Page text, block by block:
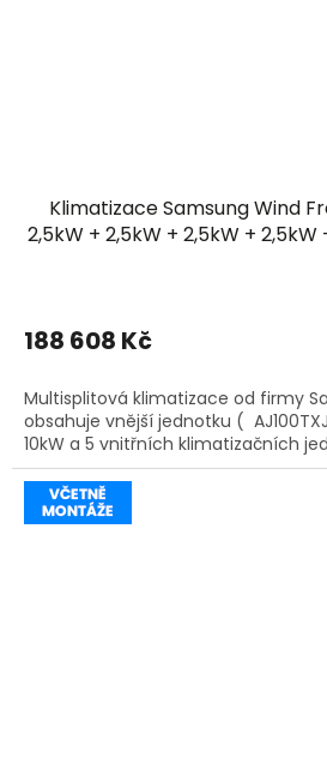
Klimatizace Samsung Wind
2,5kW + 2,5kW + 2,5kW +
188 608 Kč
Multisplitová klimatizace od firmy
obsahuje vnější jednotku (
10kW a 5 vnitřních klimatizačních